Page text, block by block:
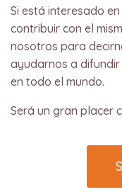
Si está interesado
contribuir con el
nosotros para
ayudarnos a
en todo el mundo.
Será un gran placer